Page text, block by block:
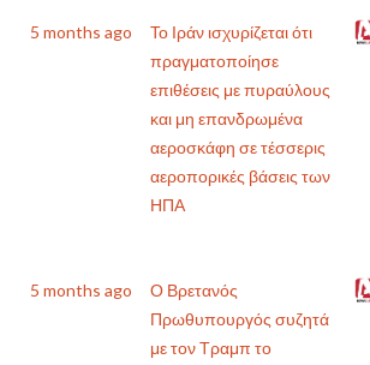
5 months ago
Το Ιράν ισχυρίζεται ότι
πραγματοποίησε
επιθέσεις με πυραύλους
και μη επανδρωμένα
αεροσκάφη σε τέσσερις
αεροπορικές βάσεις των
ΗΠΑ
5 months ago
Ο Βρετανός
Πρωθυπουργός συζητά
με τον Τραμπ το